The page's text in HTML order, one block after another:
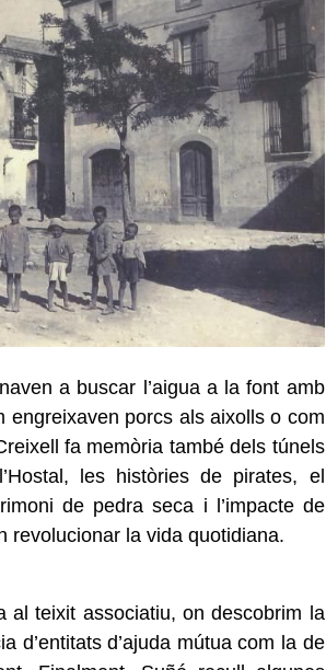
a buscar l’aigua a la font amb
engreixaven porcs als aixolls o com
fa memòria també dels túnels
les històries de pirates, el
de pedra seca i l’impacte de
revolucionar la vida quotidiana.
al teixit associatiu, on descobrim la
d’entitats d’ajuda mútua com la de